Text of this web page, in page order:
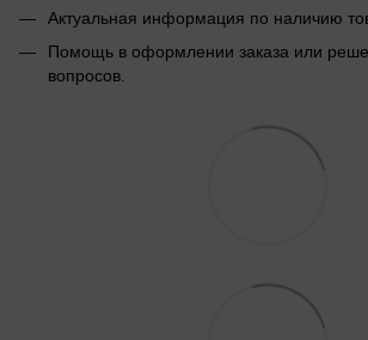
Актуальная информация по наличию
Помощь в оформлении заказа или
вопросов.